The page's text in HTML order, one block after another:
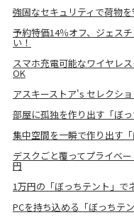
強固なセキュリティで荷物
予約特価14％オフ、ジェス
い！
スマホ充電可能なワイヤレ
OK
アスキーストア's セレクシ
部屋に孤独を作り出す「ぼ
集中空間を一瞬で作り出す
デスクごと覆ってプライベ
円
1万円の「ぼっちテント」で
PCを持ち込める「ぼっちテ